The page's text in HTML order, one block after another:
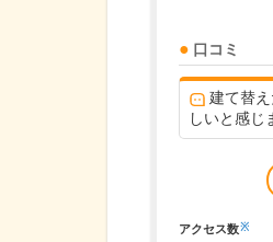
口コミ
建て替
しいと感じ
アクセス数※